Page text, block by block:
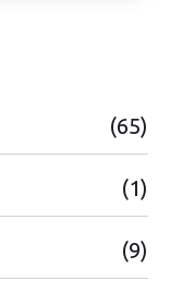
(65)
(1)
(9)